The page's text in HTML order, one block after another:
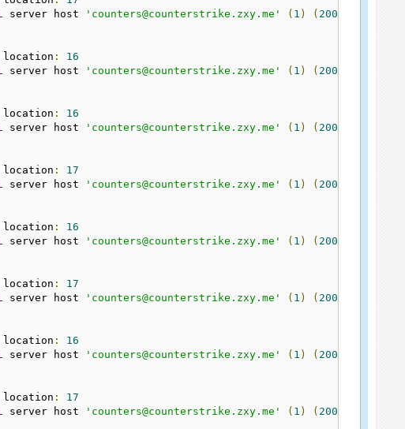
server host 'counters@counterstrike.zxy.me' ( 1 ) ( 2005
location :
16
server host 'counters@counterstrike.zxy.me' ( 1 ) ( 2005
location :
16
server host 'counters@counterstrike.zxy.me' ( 1 ) ( 2005
location :
17
server host 'counters@counterstrike.zxy.me' ( 1 ) ( 2005
location :
16
server host 'counters@counterstrike.zxy.me' ( 1 ) ( 2005
location :
17
server host 'counters@counterstrike.zxy.me' ( 1 ) ( 2005
location :
16
server host 'counters@counterstrike.zxy.me' ( 1 ) ( 2005
location :
17
server host 'counters@counterstrike.zxy.me' ( 1 ) ( 2005